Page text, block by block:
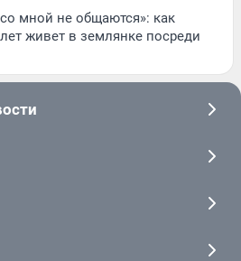
мной не общаются»: как
живет в землянке посреди